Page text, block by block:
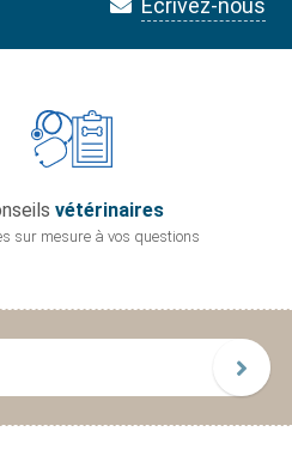
Écrivez-nous
vétérinaires
sur mesure à vos questions